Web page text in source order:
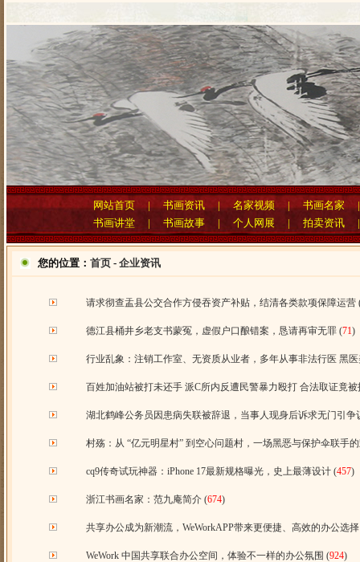
网站首页 |书画资讯 |名家视频 |书画名家
书画讲堂
| 书画故事 | 个人网展 | 拍卖资讯
您的位置： 首页 - 企业资讯
请求彻查盂县公交合作方侵吞资产补贴，结清各类款项保障运营
德江县桶井乡老支书蒙冤，虚假户口酿错案，恳请再审无罪 (71)
行业乱象：注销工作室、无资质从业者，多年从事非法行医 黑
百姓加油站被打未还手 派C所内反遭民警暴力殴打 合法取证竟被
湖北鹤峰公务员因患病失联被辞退，当事人现身后诉求无门引争
村殇：从 “亿元明星村” 到空心问题村，一场黑恶与保护伞联手
cq9传奇试玩神器：iPhone 17最新规格曝光，史上最薄设计 (457)
浙江书画名家：范九庵简介 (674)
共享办公成为新潮流，WeWorkAPP带来更便捷、高效的办公选择
WeWork 中国共享联合办公空间，体验不一样的办公氛围 (924)